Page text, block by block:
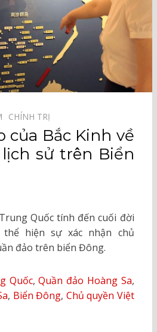
CHÍNH TRỊ⠀
của Bắc Kinh về
sử trên Biển
Quốc tính đến cuối đời
hiện sự xác nhận chủ
đảo trên biển Đông.
Quốc,Quần đảo Hoàng Sa,
, Biển Đông, Chủ quyền Việt